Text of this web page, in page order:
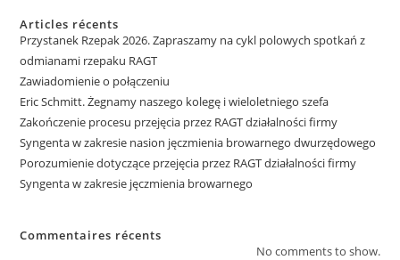
Articles récents
Przystanek Rzepak 2026. Zapraszamy na cykl polowych spotkań z
odmianami rzepaku RAGT
Zawiadomienie o połączeniu
Eric Schmitt. Żegnamy naszego kolegę i wieloletniego szefa
Zakończenie procesu przejęcia przez RAGT działalności firmy
Syngenta w zakresie nasion jęczmienia browarnego dwurzędowego
Porozumienie dotyczące przejęcia przez RAGT działalności firmy
Syngenta w zakresie jęczmienia browarnego
Commentaires récents
No comments to show.